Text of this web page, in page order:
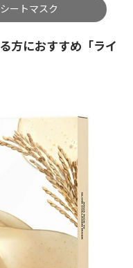
ートマスク
方におすすめ「ライ